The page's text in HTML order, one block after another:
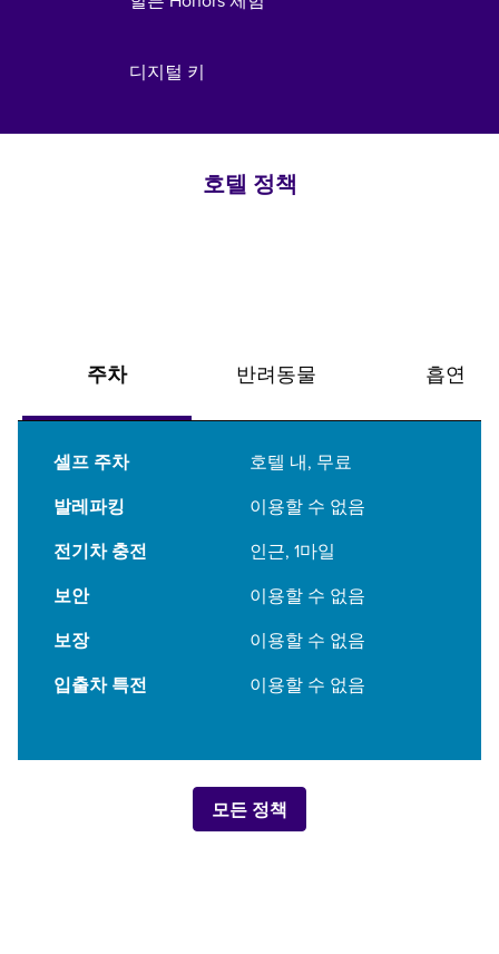
디지털 키
호텔 정책
주차 반려동물 흡연
셀프 주차 호텔 내, 무료
발레파킹
이용할 수 없음
전기차 충전
인근, 1마일
보안
이용할 수 없음
보장
이용할 수 없음
입출차 특전
이용할 수 없음
모든 정책